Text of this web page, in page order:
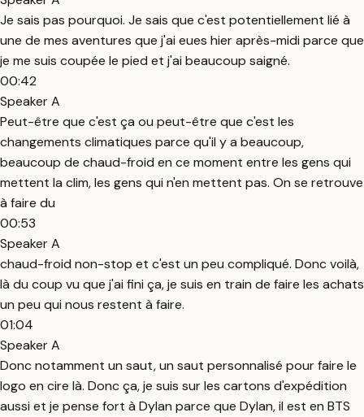
Je sais pas pourquoi. Je sais que c'est potentiellement lié à
une de mes aventures que j'ai eues hier après-midi parce que
je me suis coupée le pied et j'ai beaucoup saigné.
00:42
Speaker A
Peut-être que c'est ça ou peut-être que c'est les
changements climatiques parce qu'il y a beaucoup,
beaucoup de chaud-froid en ce moment entre les gens qui
mettent la clim, les gens qui n'en mettent pas. On se retrouve
à faire du
00:53
Speaker A
chaud-froid non-stop et c'est un peu compliqué. Donc voilà,
là du coup vu que j'ai fini ça, je suis en train de faire les achats
un peu qui nous restent à faire.
01:04
Speaker A
Donc notamment un saut, un saut personnalisé pour faire le
logo en cire là. Donc ça, je suis sur les cartons d'expédition
aussi et je pense fort à Dylan parce que Dylan, il est en BTS